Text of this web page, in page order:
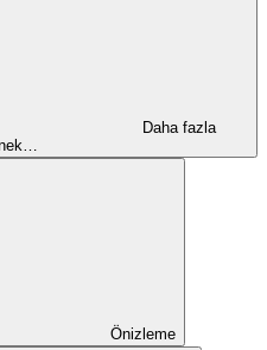
Daha fazla
Önizleme